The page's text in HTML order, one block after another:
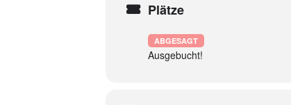
Plätze
ABGESAGT
Ausgebucht!